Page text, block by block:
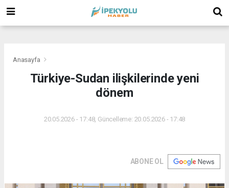
Anasayfa
Türkiye-Sudan ilişkilerinde yeni
dönem
20.05.2026 - 17:48, Güncelleme: 20.05.2026 - 17:48
ABONE OL